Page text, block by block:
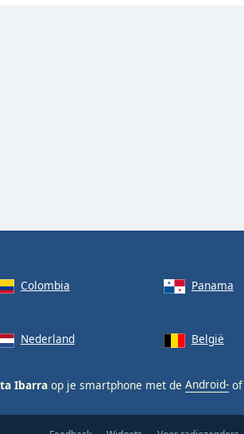
Colombia Panama
Nederland België
Ibarra op je smartphone met de Android- of